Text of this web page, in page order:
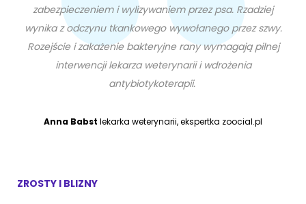
zabezpieczeniem i wylizywaniem przez psa. Rzadziej
wynika z odczynu tkankowego wywołanego przez szwy.
Rozejście i zakażenie bakteryjne rany wymagają pilnej
interwencji lekarza weterynarii i wdrożenia
antybiotykoterapii.
Anna Babst lekarka weterynarii, ekspertka zoocial.pl
ZROSTY I BLIZNY